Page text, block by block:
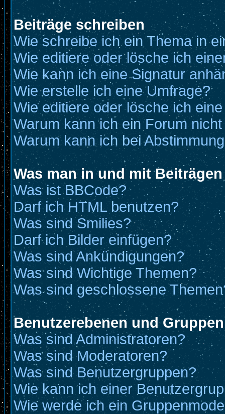
Beiträge schreiben
Wie schreibe ich ein Thema in
Wie editiere oder lösche ich
Wie kann ich eine Signatur
Wie erstelle ich eine Umfrage?
Wie editiere oder lösche ich
Warum kann ich ein Forum
Warum kann ich bei
Was man in und mit
Was ist BBCode?
Darf ich HTML benutzen?
Was sind Smilies?
Darf ich Bilder einfügen?
Was sind Ankündigungen?
Was sind Wichtige Themen?
Was sind geschlossene
Benutzerebenen und Gruppen
Was sind Administratoren?
Was sind Moderatoren?
Was sind Benutzergruppen?
Wie kann ich einer
Wie werde ich ein